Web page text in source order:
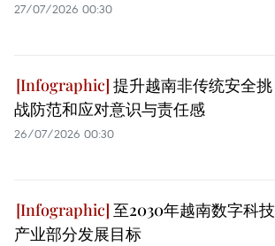
27/07/2026 00:30
提升越南非传统安全挑
战防范和应对意识与责任感
26/07/2026 00:30
至2030年越南数字科技
产业部分发展目标